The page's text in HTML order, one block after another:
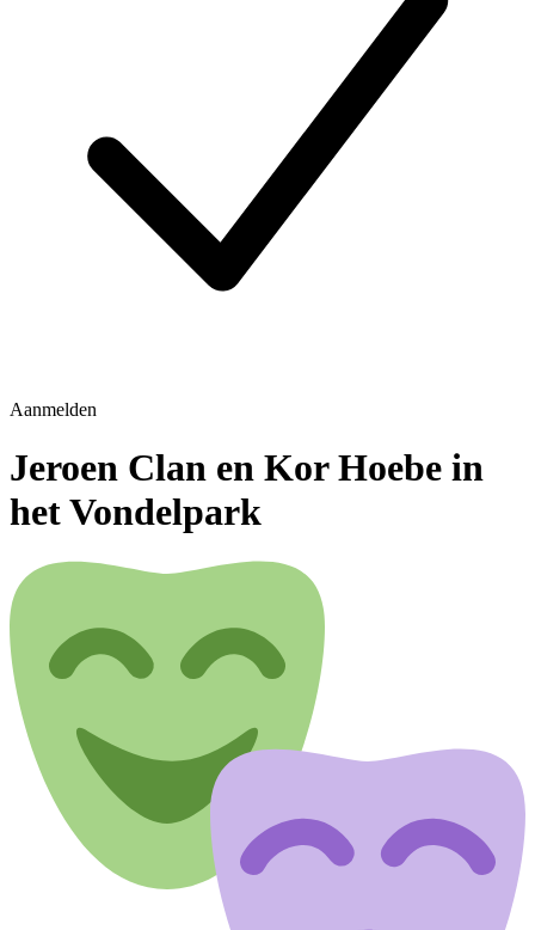
Aanmelden
Jeroen Clan en Kor Hoebe in
het Vondelpark